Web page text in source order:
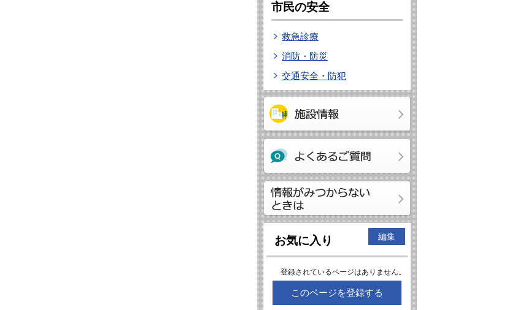
市民の安全
救急診療
消防・防災
交通安全・防犯
お気に入り 編集
登録されているページはありません。
このページを登録する